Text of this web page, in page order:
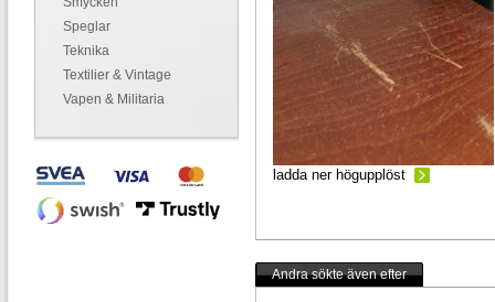
Speglar
Teknika
Textilier & Vintage
Vapen & Militaria
ladda ner högupplöst
Andra sökte även efter